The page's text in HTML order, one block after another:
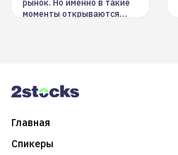
рынок. Но именно в такие
моменты открываются
Главная
Спикеры